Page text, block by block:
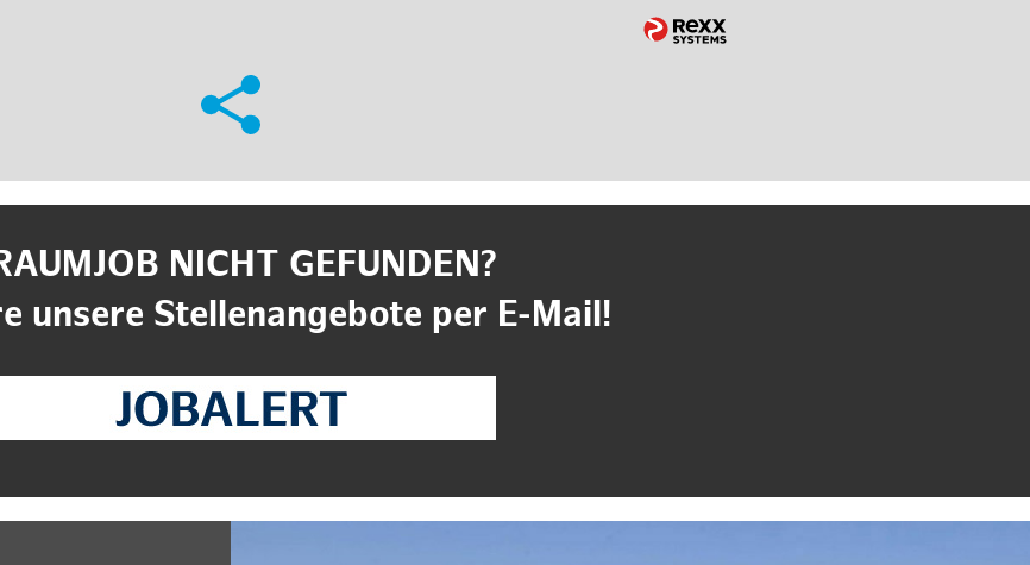
NICHT GEFUNDEN?
unsere Stellenangebote per E-Mail!